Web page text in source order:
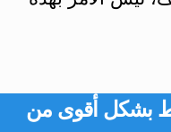
بشكل أقوى من